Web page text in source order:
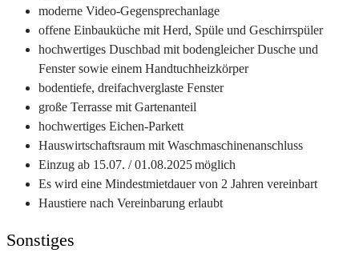
moderne Video-Gegensprechanlage
offene Einbauküche mit Herd, Spüle und Geschirrspüler
hochwertiges Duschbad mit bodengleicher Dusche und
Fenster sowie einem Handtuchheizkörper
bodentiefe, dreifachverglaste Fenster
große Terrasse mit Gartenanteil
hochwertiges Eichen-Parkett
Hauswirtschaftsraum mit Waschmaschinenanschluss
Einzug ab 15.07. / 01.08.2025 möglich
Es wird eine Mindestmietdauer von 2 Jahren vereinbart
Haustiere nach Vereinbarung erlaubt
Sonstiges